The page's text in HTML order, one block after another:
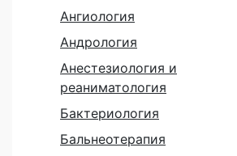
Ангиология
Андрология
Анестезиология и
реаниматология
Бактериология
Бальнеотерапия